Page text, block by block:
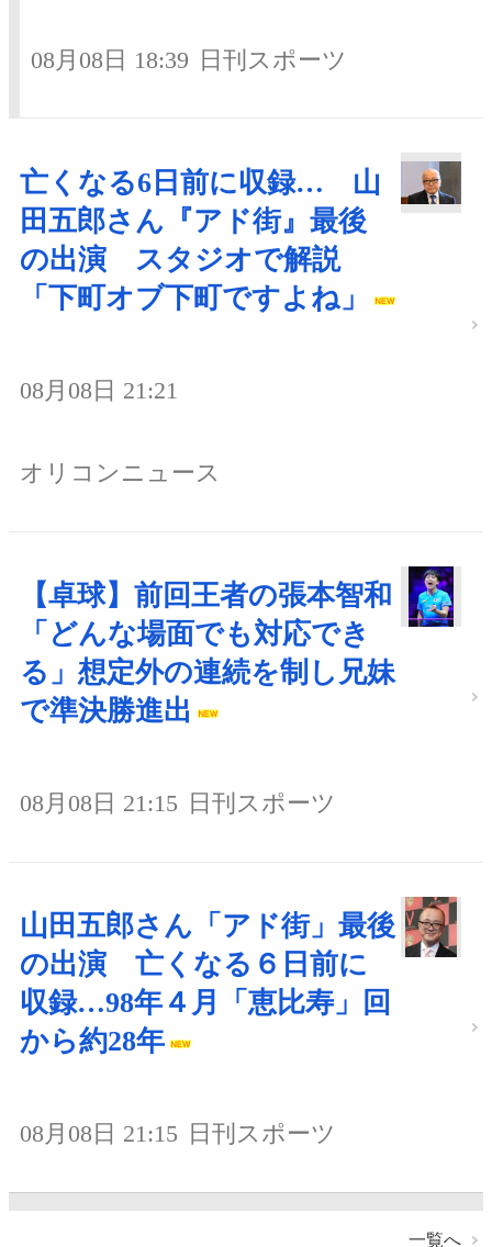
08月08日 18:39 日刊スポーツ
亡くなる6日前に収録… 山
田五郎さん『アド街』最後
の出演 スタジオで解説
「下町オブ下町ですよね」
08月08日 21:21
オリコンニュース
【卓球】前回王者の張本智和
「どんな場面でも対応でき
る」想定外の連続を制し兄妹
で準決勝進出
08月08日 21:15 日刊スポーツ
山田五郎さん「アド街」最後
の出演 亡くなる６日前に
収録…98年４月「恵比寿」回
から約28年
08月08日 21:15 日刊スポーツ
一覧へ